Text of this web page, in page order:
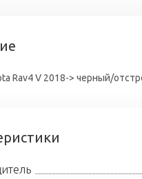
Rav4 V 2018-> черный/